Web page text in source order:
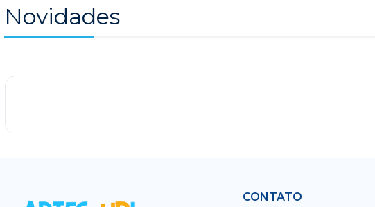
Novidades
CONTATO